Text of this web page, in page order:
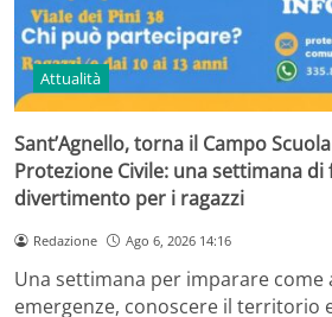
Attualità
Sant’Agnello, torna il Campo
Protezione Civile: una settimana
divertimento per i ragazzi
Redazione Ago 6, 2026 14:16
Una settimana per imparare
emergenze, conoscere il territorio